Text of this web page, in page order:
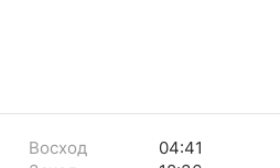
Восход
04:41